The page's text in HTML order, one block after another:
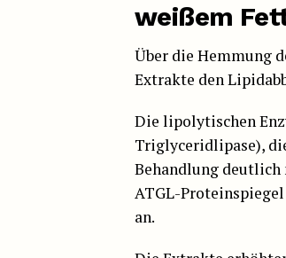
weißem
Über die Hemmung
Extrakte den
Die lipolytischen
Triglyceridlipase),
Behandlung deutlich
ATGL-
an.